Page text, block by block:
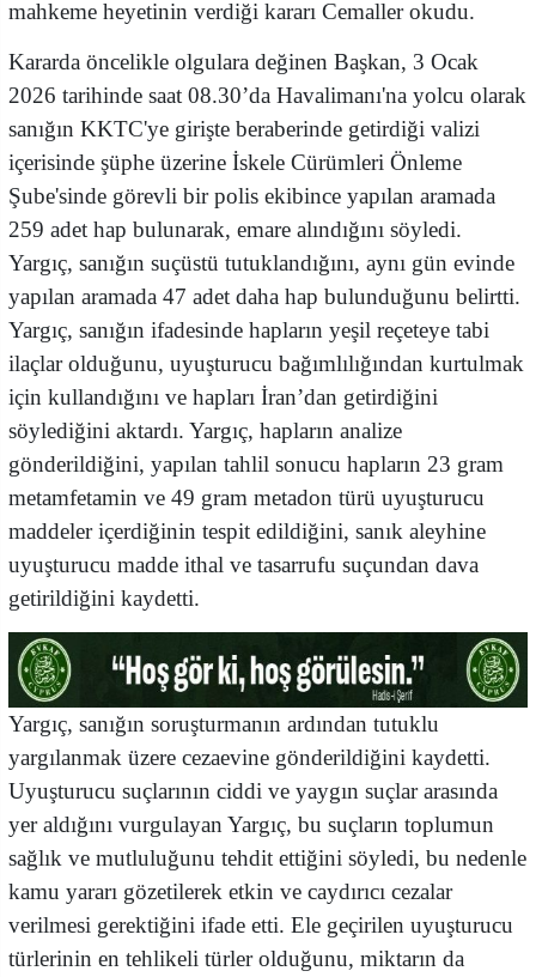
mahkeme heyetinin verdiği kararı Cemaller okudu.
Kararda öncelikle olgulara değinen Başkan, 3 Ocak
2026 tarihinde saat 08.30’da Havalimanı'na yolcu olarak
sanığın KKTC'ye girişte beraberinde getirdiği valizi
içerisinde şüphe üzerine İskele Cürümleri Önleme
Şube'sinde görevli bir polis ekibince yapılan aramada
259 adet hap bulunarak, emare alındığını söyledi.
Yargıç, sanığın suçüstü tutuklandığını, aynı gün evinde
yapılan aramada 47 adet daha hap bulunduğunu belirtti.
Yargıç, sanığın ifadesinde hapların yeşil reçeteye tabi
ilaçlar olduğunu, uyuşturucu bağımlılığından kurtulmak
için kullandığını ve hapları İran’dan getirdiğini
söylediğini aktardı. Yargıç, hapların analize
gönderildiğini, yapılan tahlil sonucu hapların 23 gram
metamfetamin ve 49 gram metadon türü uyuşturucu
maddeler içerdiğinin tespit edildiğini, sanık aleyhine
uyuşturucu madde ithal ve tasarrufu suçundan dava
getirildiğini kaydetti.
Yargıç, sanığın soruşturmanın ardından tutuklu
yargılanmak üzere cezaevine gönderildiğini kaydetti.
Uyuşturucu suçlarının ciddi ve yaygın suçlar arasında
yer aldığını vurgulayan Yargıç, bu suçların toplumun
sağlık ve mutluluğunu tehdit ettiğini söyledi, bu nedenle
kamu yararı gözetilerek etkin ve caydırıcı cezalar
verilmesi gerektiğini ifade etti. Ele geçirilen uyuşturucu
türlerinin en tehlikeli türler olduğunu, miktarın da